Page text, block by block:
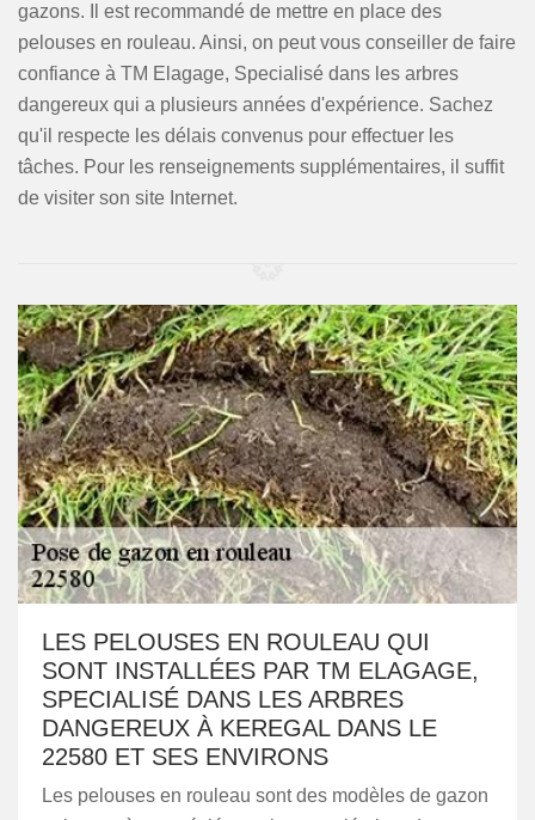
gazons. Il est recommandé de mettre en place des
pelouses en rouleau. Ainsi, on peut vous conseiller de faire
confiance à TM Elagage, Specialisé dans les arbres
dangereux qui a plusieurs années d'expérience. Sachez
qu'il respecte les délais convenus pour effectuer les
tâches. Pour les renseignements supplémentaires, il suffit
de visiter son site Internet.
LES PELOUSES EN ROULEAU QUI
SONT INSTALLÉES PAR TM ELAGAGE,
SPECIALISÉ DANS LES ARBRES
DANGEREUX À KEREGAL DANS LE
22580 ET SES ENVIRONS
Les pelouses en rouleau sont des modèles de gazon